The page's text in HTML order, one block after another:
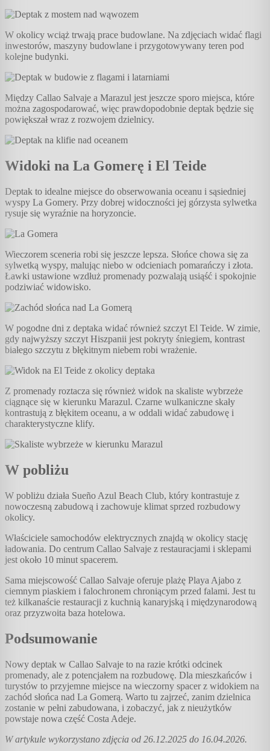
W okolicy wciąż trwają prace budowlane. Na zdjęciach widać flagi
inwestorów, maszyny budowlane i przygotowywany teren pod
kolejne budynki.
Między Callao Salvaje a Marazul jest jeszcze sporo miejsca, które
można zagospodarować, więc prawdopodobnie deptak będzie się
powiększał wraz z rozwojem dzielnicy.
Widoki na La Gomerę i El Teide
Deptak to idealne miejsce do obserwowania oceanu i sąsiedniej
wyspy La Gomery. Przy dobrej widoczności jej górzysta sylwetka
rysuje się wyraźnie na horyzoncie.
Wieczorem sceneria robi się jeszcze lepsza. Słońce chowa się za
sylwetką wyspy, malując niebo w odcieniach pomarańczy i złota.
Ławki ustawione wzdłuż promenady pozwalają usiąść i spokojnie
podziwiać widowisko.
W pogodne dni z deptaka widać również szczyt El Teide. W zimie,
gdy najwyższy szczyt Hiszpanii jest pokryty śniegiem, kontrast
białego szczytu z błękitnym niebem robi wrażenie.
Z promenady roztacza się również widok na skaliste wybrzeże
ciągnące się w kierunku Marazul. Czarne wulkaniczne skały
kontrastują z błękitem oceanu, a w oddali widać zabudowę i
charakterystyczne klify.
W pobliżu
W pobliżu działa Sueño Azul Beach Club, który kontrastuje z
nowoczesną zabudową i zachowuje klimat sprzed rozbudowy
okolicy.
Właściciele samochodów elektrycznych znajdą w okolicy stację
ładowania. Do centrum Callao Salvaje z restauracjami i sklepami
jest około 10 minut spacerem.
Sama miejscowość Callao Salvaje oferuje plażę Playa Ajabo z
ciemnym piaskiem i falochronem chroniącym przed falami. Jest tu
też kilkanaście restauracji z kuchnią kanaryjską i międzynarodową
oraz przyzwoita baza hotelowa.
Podsumowanie
Nowy deptak w Callao Salvaje to na razie krótki odcinek
promenady, ale z potencjałem na rozbudowę. Dla mieszkańców i
turystów to przyjemne miejsce na wieczorny spacer z widokiem na
zachód słońca nad La Gomerą. Warto tu zajrzeć, zanim dzielnica
zostanie w pełni zabudowana, i zobaczyć, jak z nieużytków
powstaje nowa część Costa Adeje.
W artykule wykorzystano zdjęcia od 26.12.2025 do 16.04.2026.